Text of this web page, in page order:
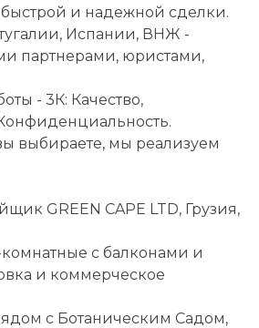
и надежной сделки.
Испании, ВНЖ -
партнерами, юристами,
- 3К: Качество,
выбираете, мы реализуем
GREEN CAPE LTD, Грузия,
комнатные с балконами и
и коммерческое
с Ботаническим Садом,